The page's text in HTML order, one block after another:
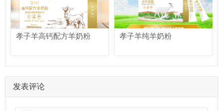
孝子羊高钙配方羊奶粉 孝子羊纯羊奶粉
发表评论